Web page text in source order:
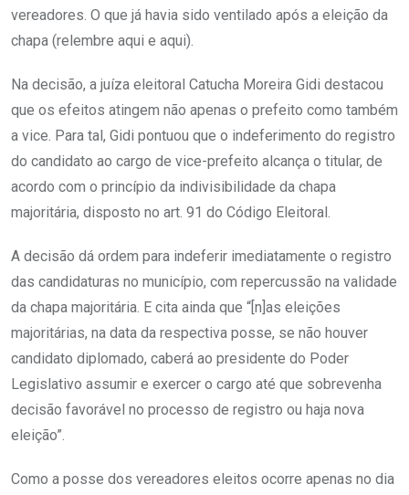
vereadores. O que já havia sido ventilado após a eleição da
chapa (relembre aqui e aqui).
Na decisão, a juíza eleitoral Catucha Moreira Gidi destacou
que os efeitos atingem não apenas o prefeito como também
a vice. Para tal, Gidi pontuou que o indeferimento do registro
do candidato ao cargo de vice-prefeito alcança o titular, de
acordo com o princípio da indivisibilidade da chapa
majoritária, disposto no art. 91 do Código Eleitoral.
A decisão dá ordem para indeferir imediatamente o registro
das candidaturas no município, com repercussão na validade
da chapa majoritária. E cita ainda que “[n]as eleições
majoritárias, na data da respectiva posse, se não houver
candidato diplomado, caberá ao presidente do Poder
Legislativo assumir e exercer o cargo até que sobrevenha
decisão favorável no processo de registro ou haja nova
eleição”.
Como a posse dos vereadores eleitos ocorre apenas no dia